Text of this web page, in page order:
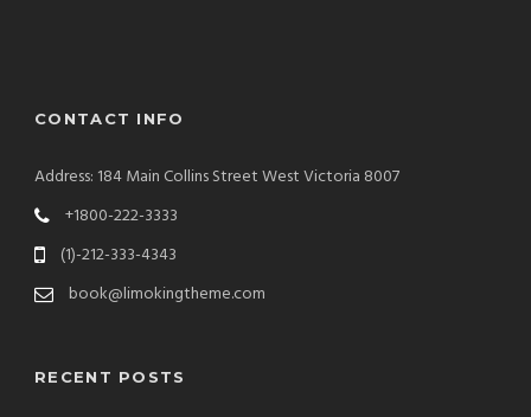
CONTACT INFO
Address: 184 Main Collins Street West Victoria 8007
+1800-222-3333
(1)-212-333-4343
book@limokingtheme.com
RECENT POSTS